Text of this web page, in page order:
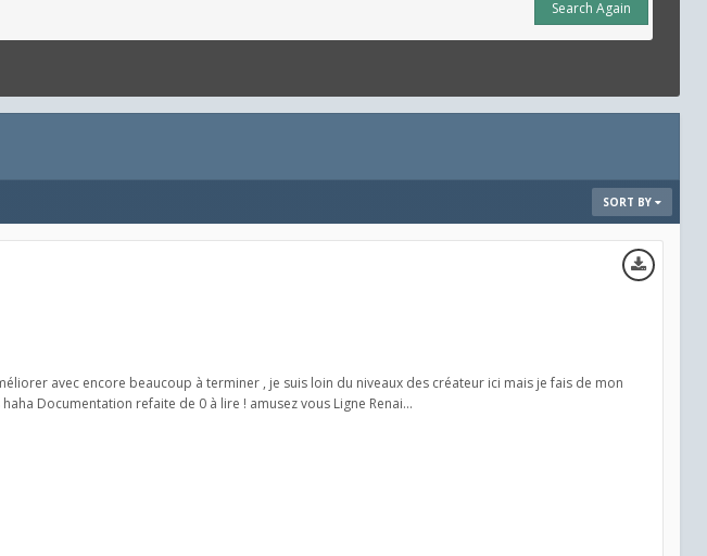
Search Again
SORT BY
avec encore beaucoup à terminer , je suis loin du niveaux des créateur ici mais je fais de mon
Documentation refaite de 0 à lire ! amusez vous Ligne Renai...